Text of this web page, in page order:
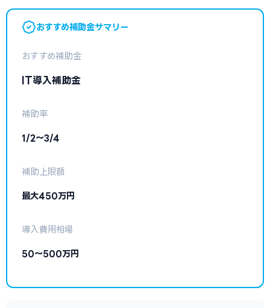
おすすめ補助金サマリー
おすすめ補助金
IT導入補助金
補助率
1/2〜3/4
補助上限額
最大450万円
導入費用相場
50〜500万円